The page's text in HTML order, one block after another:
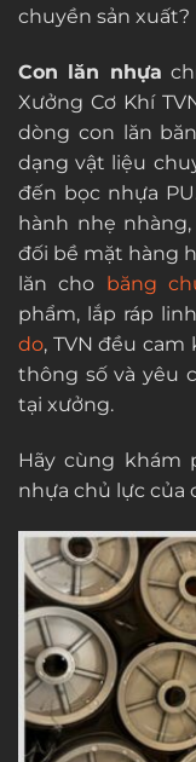
chuyền sản xuất?
Con lăn nhựa
Xưởng Cơ Khí
dòng con lăn
dạng vật liệu
đến bọc nhựa
hành nhẹ
đối bề mặt hàng
lăn cho
băng
phẩm, lắp ráp
do, TVN đều
thông số và yêu
tại xưởng.
Hãy cùng khám
nhựa chủ lực của